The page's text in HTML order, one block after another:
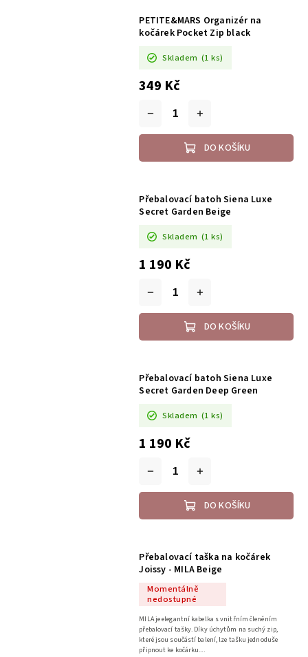
PETITE&MARS Organizér na
kočárek Pocket Zip black
Skladem (1 ks)
349 Kč
DO KOŠÍKU
Přebalovací batoh Siena Luxe
Secret Garden Beige
Skladem (1 ks)
1 190 Kč
DO KOŠÍKU
Přebalovací batoh Siena Luxe
Secret Garden Deep Green
Skladem (1 ks)
1 190 Kč
DO KOŠÍKU
Přebalovací taška na kočárek
Joissy - MILA Beige
Momentálně
nedostupné
MILA je elegantní kabelka s vnitřním členěním
přebalovací tašky. Díky úchytům na suchý zip,
které jsou součástí balení, lze tašku jednoduše
připnout ke kočárku....